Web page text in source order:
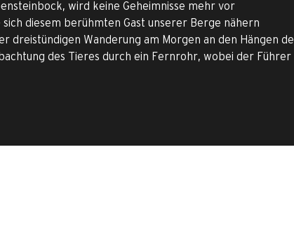
wird keine Geheimnisse mehr vor
diesem berühmten Gast unserer Berge nähern
dreistündigen Wanderung am Morgen an den Hängen
des Tieres durch ein Fernrohr, wobei der Führer